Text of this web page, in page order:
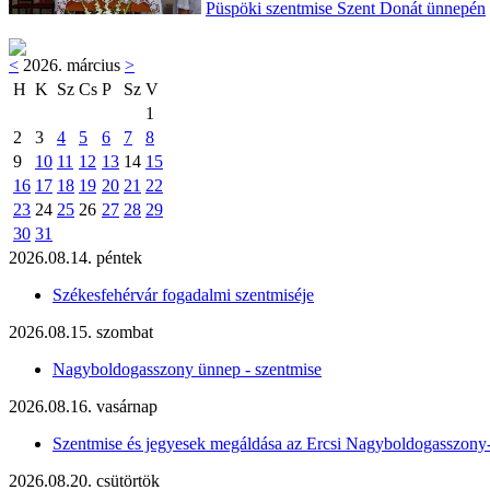
Püspöki szentmise Szent Donát ünnepén
< 2026. március >
H K Sz Cs P Sz V
1
2
3 4 5 6 7
8
9
10 11 12 13 14 15
16 17 18 19 20 21 22
23 24 25 26 27 28 29
30 31
2026.08.14. péntek
Székesfehérvár fogadalmi szentmiséje
2026.08.15. szombat
Nagyboldogasszony ünnep - szentmise
2026.08.16. vasárnap
Szentmise és jegyesek megáldása az Ercsi
2026.08.20. csütörtök